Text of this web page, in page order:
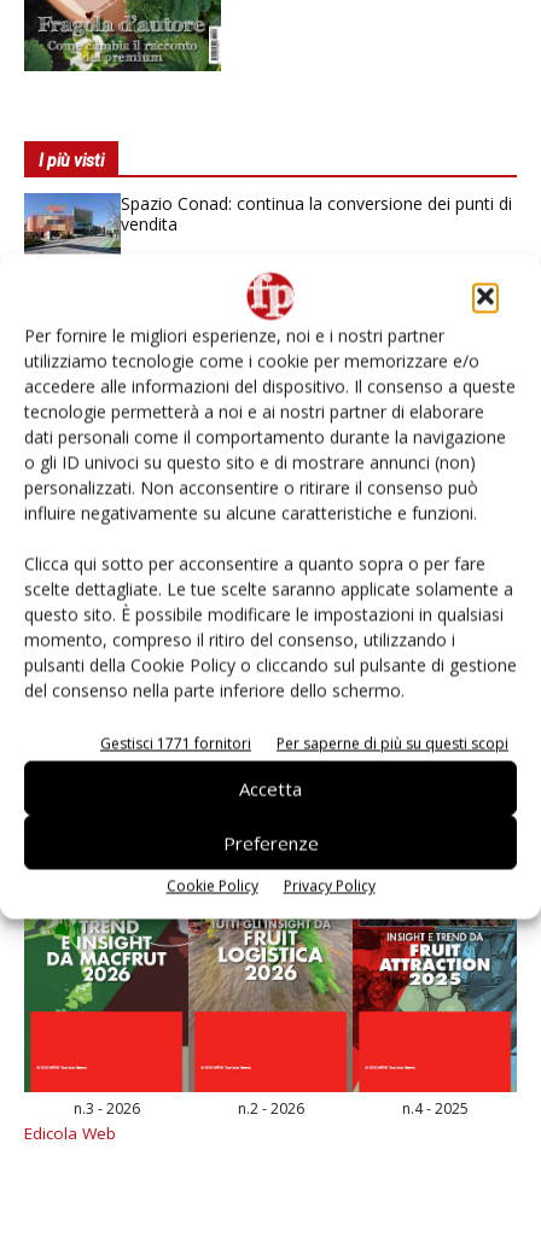
Per fornire le migliori esperienze, noi e i nostri partner
utilizziamo tecnologie come i cookie per memorizzare e/o
accedere alle informazioni del dispositivo. Il consenso a queste
tecnologie permetterà a noi e ai nostri partner di elaborare
dati personali come il comportamento durante la navigazione
o gli ID univoci su questo sito e di mostrare annunci (non)
personalizzati. Non acconsentire o ritirare il consenso può
influire negativamente su alcune caratteristiche e funzioni.
Clicca qui sotto per acconsentire a quanto sopra o per fare
scelte dettagliate. Le tue scelte saranno applicate solamente a
questo sito. È possibile modificare le impostazioni in qualsiasi
momento, compreso il ritiro del consenso, utilizzando i
pulsanti della Cookie Policy o cliccando sul pulsante di gestione
del consenso nella parte inferiore dello schermo.
Gestisci 1771 fornitori Per saperne di più su questi scopi
Accetta
Preferenze
Cookie Policy Privacy Policy
I più visti
Spazio Conad: continua la conversione dei punti di
vendita
Non è una susina: è Metis… e può rivoluzionare la
L’ortofrutta di Extra Supermercati tra localismo e
Ai #Repartofresh
Andamento prezzi ortofrutta in Italia al 27 luglio
2026
Leonardo Odorizzi: “Dobbiamo creare stupore nel
punto di vendita” #vocidellortofrutta
n.3 - 2026 n.2 - 2026 n.4 - 2025
Edicola Web